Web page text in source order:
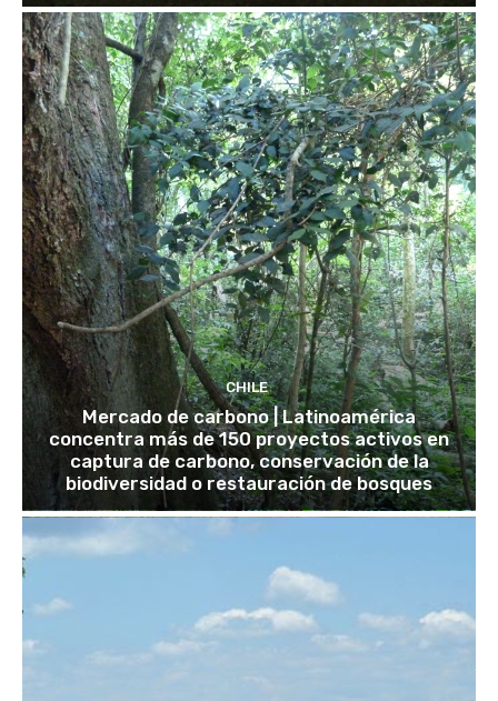
CHILE
Mercado de carbono | Latinoamérica
concentra más de 150 proyectos activos en
captura de carbono, conservación de la
biodiversidad o restauración de bosques